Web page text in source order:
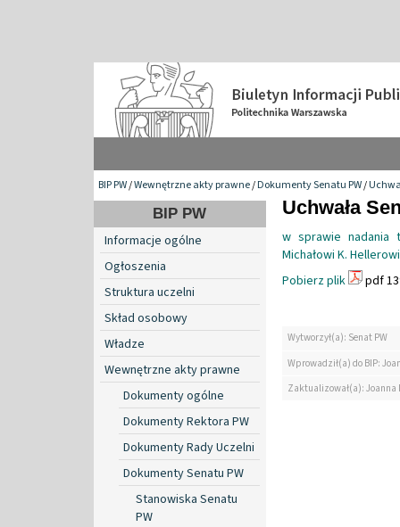
BIP PW/Wewnętrzne akty prawne/Dokumenty Senatu PW/
BIP PW
Informacje ogólne
Ogłoszenia
Struktura uczelni
Skład osobowy
Władze
Wewnętrzne akty prawne
Dokumenty ogólne
Dokumenty Rektora PW
Dokumenty Rady Uczelni
Dokumenty Senatu PW
Stanowiska Senatu
PW
Uchwała
w sprawie nadania
Michałowi K. Hellerowi
Pobierz plik
pdf
Wytworzył(a): Senat PW
Wprowadził(a) do BIP:
Zaktualizował(a):